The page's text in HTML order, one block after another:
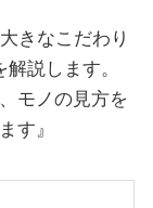
きなこだわり
説します。
モノの見方を
す』